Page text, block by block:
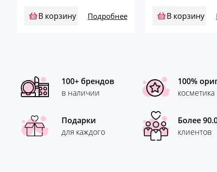
В корзину Подробнее В корзину
100+ брендов
в наличии
100%
косметика
Подарки
для каждого
Более
клиентов